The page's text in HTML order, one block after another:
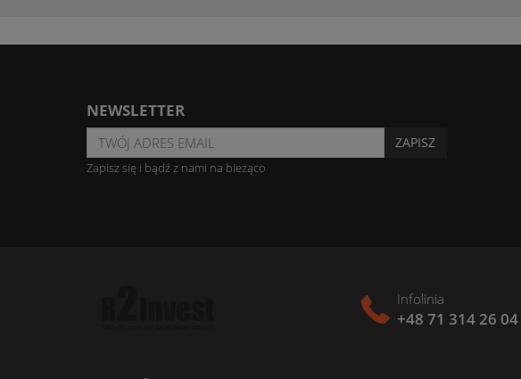
NEWSLETTER
ZAPISZ
Zapisz się i bądź z nami na bieżąco
Infolinia
+48 71 314 26 04